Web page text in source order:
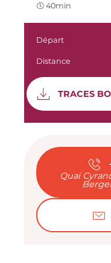
40min
Départ
Distance
TRACES
Quai